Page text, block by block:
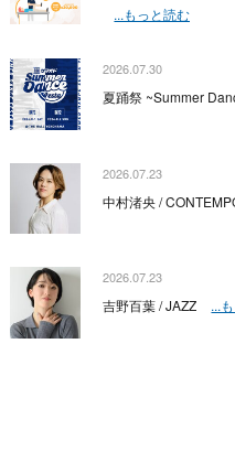
...もっと読む
2026.07.30
夏踊祭 ~Summer
2026.07.23
中村渚央 /
2026.07.23
吉野百葉 / JAZZ ...